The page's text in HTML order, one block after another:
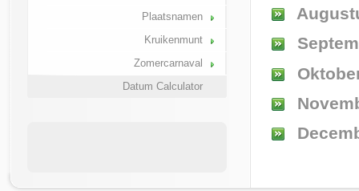
Plaatsnamen
Kruikenmunt
Zomercarnaval
Datum Calculator